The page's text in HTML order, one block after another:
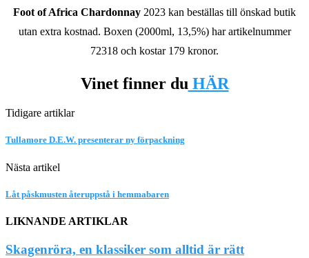
Foot of Africa Chardonnay 2023 kan beställas till önskad butik
utan extra kostnad. Boxen (2000ml, 13,5%) har artikelnummer
72318 och kostar 179 kronor.
Vinet finner duHÄR
Tidigare artiklar
Tullamore D.E.W. presenterar ny förpackning
Nästa artikel
Låt påskmusten återuppstå i hemmabaren
LIKNANDE ARTIKLAR
Skagenröra, en klassiker som alltid är rätt